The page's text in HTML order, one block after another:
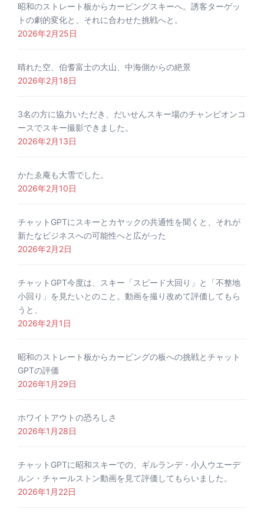
昭和のストレート板からカービングスキーへ。誘客ターゲッ
トの劇的変化と、それに合わせた挑戦へと。
2026年2月25日
晴れた空、伯耆富士の大山、中海側からの絶景
2026年2月18日
3名の方に協力いただき、だいせんスキー場のチャンピオンコ
ースでスキー撮影できました。
2026年2月13日
かたゑ庵も大雪でした。
2026年2月10日
チャットGPTにスキーとカヤックの共通性を聞くと、それが
新たなビジネスへの可能性へと広がった
2026年2月2日
チャットGPT今度は、スキー「スピード大回り」と「不整地
小回り」を見たいとのこと。動画を撮り改めて評価してもら
うと、
2026年2月1日
昭和のストレート板からカービングの板への挑戦とチャット
GPTの評価
2026年1月29日
ホワイトアウトの恐ろしさ
2026年1月28日
チャットGPTに昭和スキーでの、ギルランデ・小人ウエーデ
ルン・チャールストン動画を見て評価してもらいました。
2026年1月22日